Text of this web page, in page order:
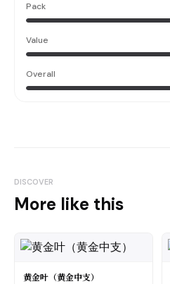
Pack
Value
Overall
DISCOVER
More like this
黄金叶（黄金中支）